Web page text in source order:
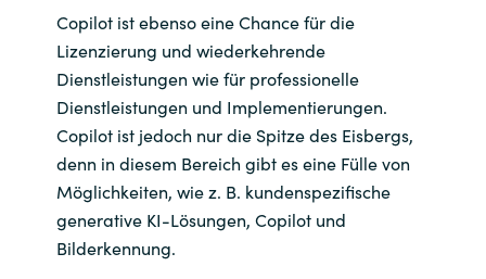
Copilot ist ebenso eine Chance für die
Lizenzierung und wiederkehrende
Dienstleistungen wie für professionelle
Dienstleistungen und Implementierungen.
Copilot ist jedoch nur die Spitze des Eisbergs,
denn in diesem Bereich gibt es eine Fülle von
Möglichkeiten, wie z. B. kundenspezifische
generative KI-Lösungen, Copilot und
Bilderkennung.